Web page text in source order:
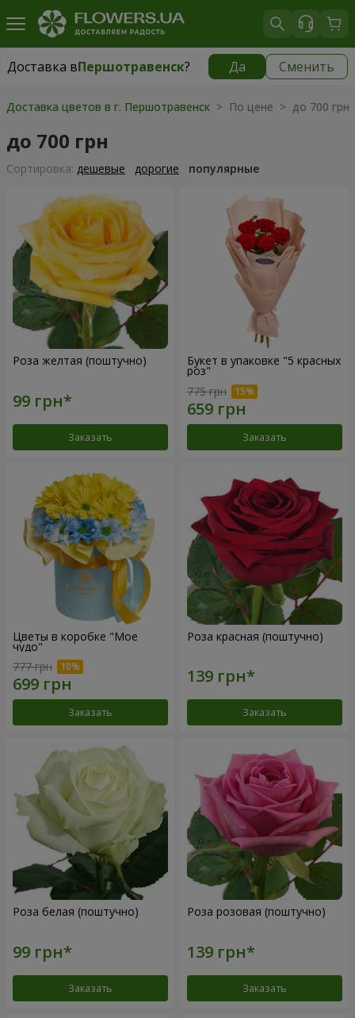
Доставка вПершотравенск? Да Сменить
Доставка вПершотравенск| 1334 грн
Доставка цветов в г. Першотравенск > По цене > до 700 грн
до 700 грн
Cортировка: дешевые дорогие популярные
Роза желтая (поштучно)
Заказать
Букет в упаковке "5 красных
роз"
775 грн
Заказать
Цветы в коробке "Мое
чудо"
777 грн
Заказать
Роза красная (поштучно)
Заказать
Роза белая (поштучно)
Заказать
Роза розовая (поштучно)
Заказать